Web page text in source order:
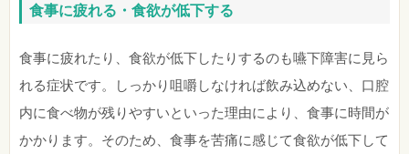
食事に疲れる・食欲が低下する
食事に疲れたり、食欲が低下したりするのも嚥下障害に見ら
れる症状です。しっかり咀嚼しなければ飲み込めない、口腔
内に食べ物が残りやすいといった理由により、食事に時間が
かかります。そのため、食事を苦痛に感じて食欲が低下して